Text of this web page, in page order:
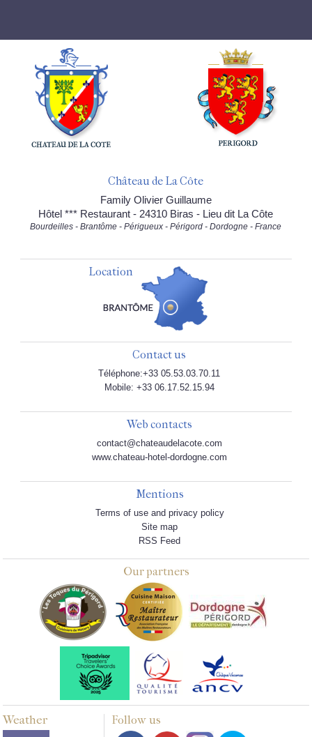
Château de La Côte
Family Olivier Guillaume
Hôtel *** Restaurant - 24310 Biras - Lieu dit La Côte
Bourdeilles - Brantôme - Périgueux - Périgord - Dordogne - France
Location
Contact us
Téléphone:+33 05.53.03.70.11
Mobile: +33 06.17.52.15.94
Web contacts
contact@chateaudelacote.com
www.chateau-hotel-dordogne.com
Mentions
Terms of use and privacy policy
Site map
RSS Feed
Our partners
Weather Follow us